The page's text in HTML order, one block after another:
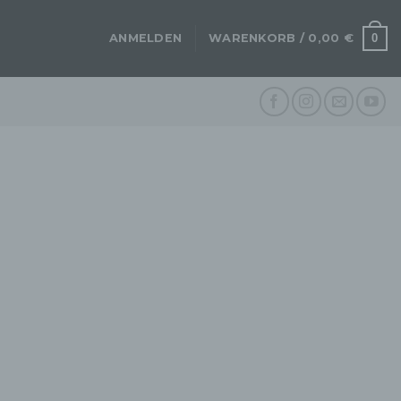
ANMELDEN WARENKORB / 0,00 € 0